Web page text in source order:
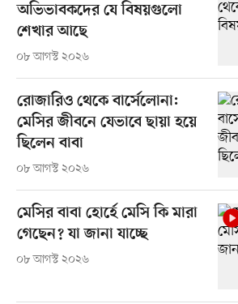
অভিভাবকদের যে বিষয়গুলো
শেখার আছে
০৮ আগস্ট ২০২৬
রোজারিও থেকে বার্সেলোনা:
মেসির জীবনে যেভাবে ছায়া হয়ে
ছিলেন বাবা
০৮ আগস্ট ২০২৬
মেসির বাবা হোর্হে মেসি কি মারা
গেছেন? যা জানা যাচ্ছে
০৮ আগস্ট ২০২৬